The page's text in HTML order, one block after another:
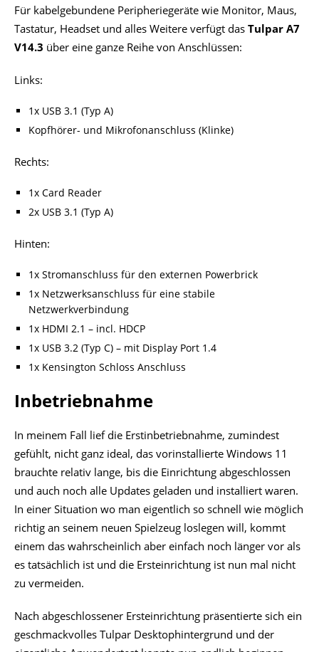
Für kabelgebundene Peripheriegeräte wie Monitor, Maus,
Tastatur, Headset und alles Weitere verfügt das Tulpar A7
V14.3 über eine ganze Reihe von Anschlüssen:
Links:
1x USB 3.1 (Typ A)
Kopfhörer- und Mikrofonanschluss (Klinke)
Rechts:
1x Card Reader
2x USB 3.1 (Typ A)
Hinten:
1x Stromanschluss für den externen Powerbrick
1x Netzwerksanschluss für eine stabile
Netzwerkverbindung
1x HDMI 2.1 – incl. HDCP
1x USB 3.2 (Typ C) – mit Display Port 1.4
1x Kensington Schloss Anschluss
Inbetriebnahme
In meinem Fall lief die Erstinbetriebnahme, zumindest
gefühlt, nicht ganz ideal, das vorinstallierte Windows 11
brauchte relativ lange, bis die Einrichtung abgeschlossen
und auch noch alle Updates geladen und installiert waren.
In einer Situation wo man eigentlich so schnell wie möglich
richtig an seinem neuen Spielzeug loslegen will, kommt
einem das wahrscheinlich aber einfach noch länger vor als
es tatsächlich ist und die Ersteinrichtung ist nun mal nicht
zu vermeiden.
Nach abgeschlossener Ersteinrichtung präsentierte sich ein
geschmackvolles Tulpar Desktophintergrund und der